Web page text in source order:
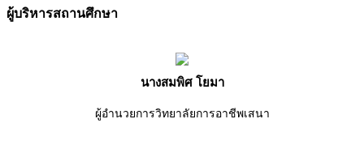
ผู้บริหารสถานศึกษา
นางสมพิศ โยมา
ผู้อำนวยการวิทยาลัยการอาชีพเสนา